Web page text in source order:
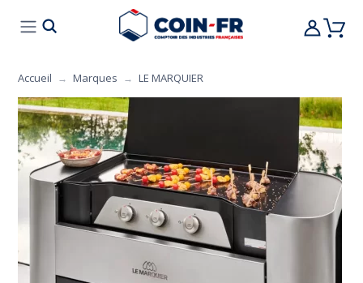
CUISINE MOBILIER
Accueil Marques LE MARQUIER